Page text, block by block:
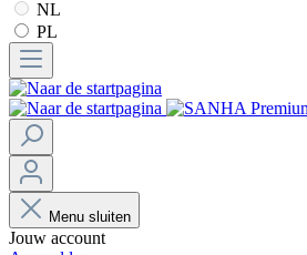
NL
PL
Menu sluiten
Jouw account